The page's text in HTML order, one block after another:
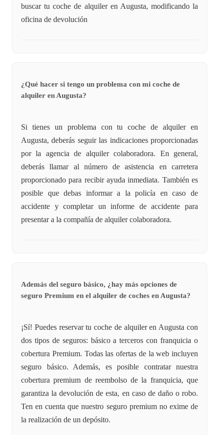
buscar tu coche de alquiler en Augusta, modificando la
oficina de devolución
¿Qué hacer si tengo un problema con mi coche de
alquiler en Augusta?
Si tienes un problema con tu coche de alquiler en
Augusta, deberás seguir las indicaciones proporcionadas
por la agencia de alquiler colaboradora. En general,
deberás llamar al número de asistencia en carretera
proporcionado para recibir ayuda inmediata. También es
posible que debas informar a la policía en caso de
accidente y completar un informe de accidente para
presentar a la compañía de alquiler colaboradora.
Además del seguro básico, ¿hay más opciones de
seguro Premium en el alquiler de coches en Augusta?
¡Sí! Puedes reservar tu coche de alquiler en Augusta con
dos tipos de seguros: básico a terceros con franquicia o
cobertura Premium. Todas las ofertas de la web incluyen
seguro básico. Además, es posible contratar nuestra
cobertura premium de reembolso de la franquicia, que
garantiza la devolución de esta, en caso de daño o robo.
Ten en cuenta que nuestro seguro premium no exime de
la realización de un depósito.